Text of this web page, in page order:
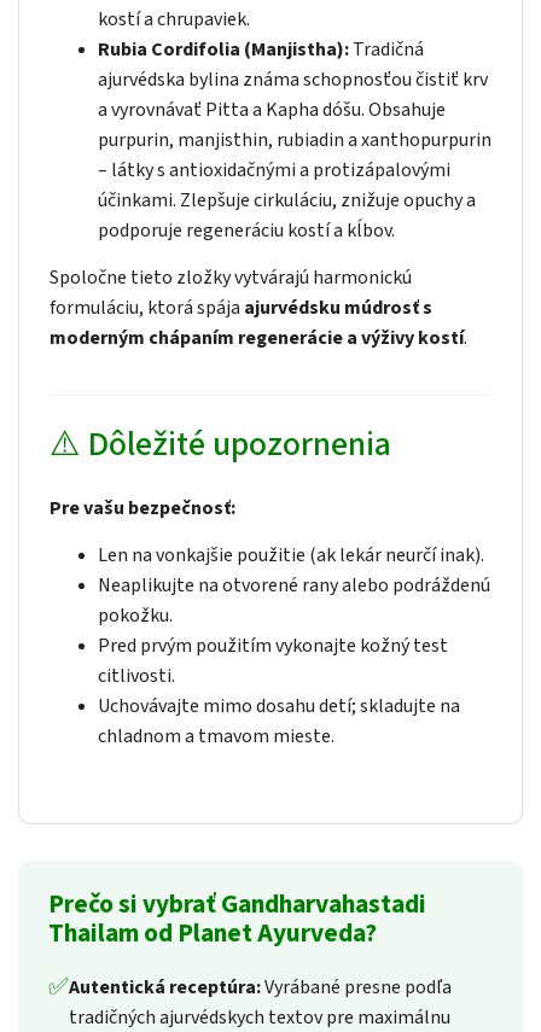
kostí a chrupaviek.
Rubia Cordifolia (Manjistha):Tradičná
ajurvédska bylina známa schopnosťou čistiť krv
a vyrovnávať Pitta a Kapha dóšu. Obsahuje
purpurin, manjisthin, rubiadin a xanthopurpurin
– látky s antioxidačnými a protizápalovými
účinkami. Zlepšuje cirkuláciu, znižuje opuchy a
podporuje regeneráciu kostí a kĺbov.
Spoločne tieto zložky vytvárajú harmonickú
formuláciu, ktorá spája ajurvédsku múdrosť s
moderným chápaním regenerácie a výživy kostí.
⚠️ Dôležité upozornenia
Pre vašu bezpečnosť:
Len na vonkajšie použitie (ak lekár neurčí inak).
Neaplikujte na otvorené rany alebo podráždenú
pokožku.
Pred prvým použitím vykonajte kožný test
citlivosti.
Uchovávajte mimo dosahu detí; skladujte na
chladnom a tmavom mieste.
Prečo si vybrať Gandharvahastadi
Thailam od Planet Ayurveda?
✅Autentická receptúra:Vyrábané presne podľa
tradičných ajurvédskych textov pre maximálnu